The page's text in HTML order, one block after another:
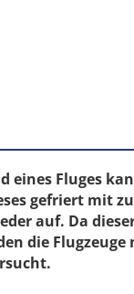
Fluges
gefriert mit
auf. Da
die